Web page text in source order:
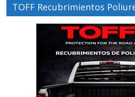
TOFF Recubrimientos